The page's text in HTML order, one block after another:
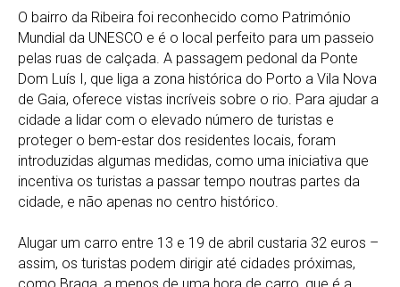
O bairro da Ribeira foi reconhecido como Património
Mundial da UNESCO e é o local perfeito para um passeio
pelas ruas de calçada. A passagem pedonal da Ponte
Dom Luís I, que liga a zona histórica do Porto a Vila Nova
de Gaia, oferece vistas incríveis sobre o rio. Para ajudar a
cidade a lidar com o elevado número de turistas e
proteger o bem-estar dos residentes locais, foram
introduzidas algumas medidas, como uma iniciativa que
incentiva os turistas a passar tempo noutras partes da
cidade, e não apenas no centro histórico.
Alugar um carro entre 13 e 19 de abril custaria 32 euros –
assim, os turistas podem dirigir até cidades próximas,